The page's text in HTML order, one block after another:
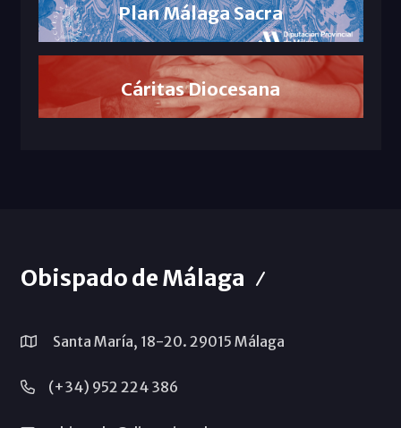
Plan Málaga Sacra
Cáritas Diocesana
Obispado de Málaga
Santa María, 18-20. 29015 Málaga
(+34) 952 224 386